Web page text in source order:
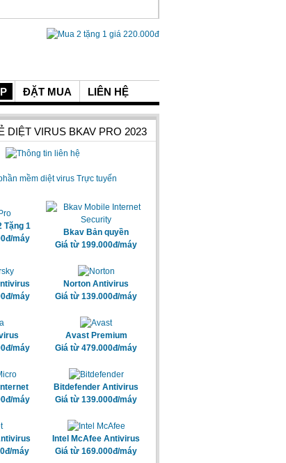
ĐẶT MUA LIÊN HỆ
DIỆT VIRUS BKAV PRO 2023
Tặng 1
máy
Bkav Bản quyền
Giá từ 199.000đ/máy
máy
Norton Antivirus
Giá từ 139.000đ/máy
máy
Avast Premium
Giá từ 479.000đ/máy
máy
Bitdefender Antivirus
Giá từ 139.000đ/máy
máy
Intel McAfee Antivirus
Giá từ 169.000đ/máy